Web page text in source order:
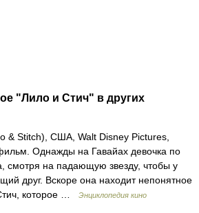
"Лило и Стич" в других
& Stitch), США, Walt Disney Pictures,
Однажды на Гавайах девочка по
смотря на падающую звезду, чтобы у
друг. Вскоре она находит непонятное
которое …
Энциклопедия кино